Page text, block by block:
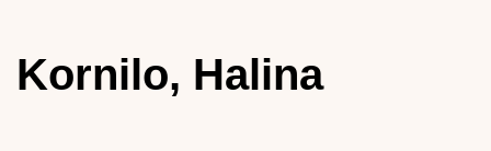
Kornilo, Halina